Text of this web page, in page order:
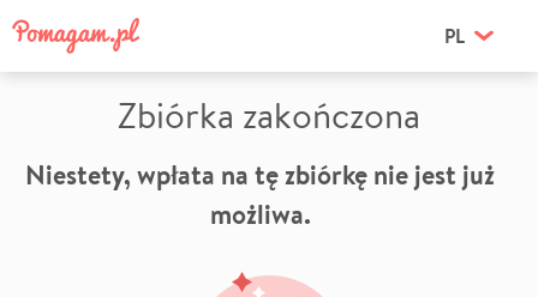
PL
Zbiórka zakończona
Niestety, wpłata na tę zbiórkę nie jest już
możliwa.